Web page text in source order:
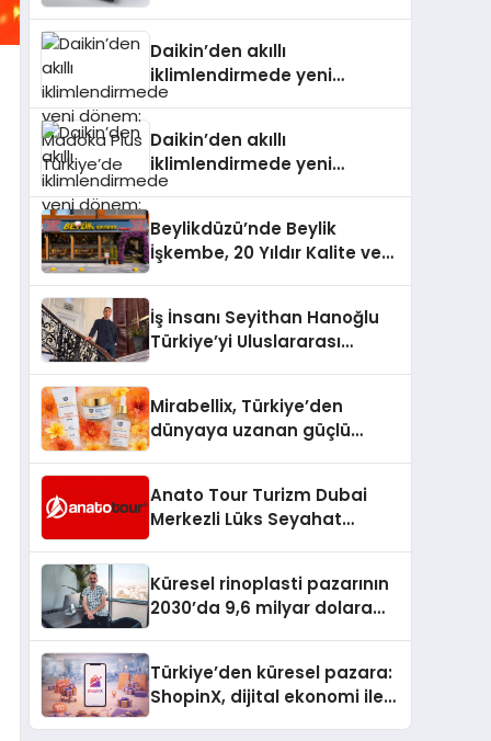
Daikin’den akıllı
iklimlendirmede yeni
dönem: Madoka Plus
Daikin’den akıllı
iklimlendirmede yeni
dönem: Madoka Plus
Beylikdüzü’nde Beylik
İşkembe, 20 Yıldır Kalite ve
İş İnsanı Seyithan Hanoğlu
Türkiye’yi Uluslararası
Mirabellix, Türkiye’den
dünyaya uzanan güçlü
Anato Tour Turizm Dubai
Merkezli Lüks Seyahat
Küresel rinoplasti pazarının
2030’da 9,6 milyar dolara
Türkiye’den küresel pazara:
ShopinX, dijital ekonomi ile